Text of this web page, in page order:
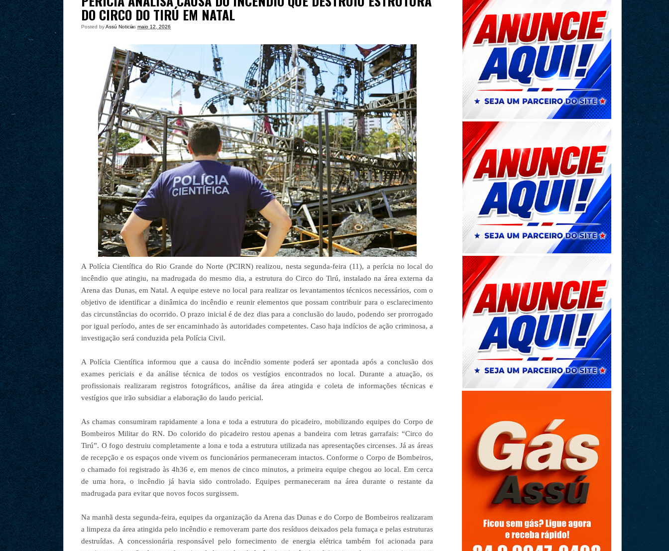
DO CIRCO DO TIRÚ EM NATAL
Posted byAssú Noticia
às maio 12, 2026
A Polícia Científica do Rio Grande do Norte (PCIRN) realizou, nesta segunda-feira (11), a perícia no local do
incêndio que atingiu, na madrugada do mesmo dia, a estrutura do Circo do Tirú, instalado na área externa da
Arena das Dunas, em Natal. A equipe esteve no local para realizar os levantamentos técnicos necessários, com o
objetivo de identificar a dinâmica do incêndio e reunir elementos que possam contribuir para o esclarecimento
das circunstâncias do ocorrido. O prazo inicial é de dez dias para a conclusão do laudo, podendo ser prorrogado
por igual período, antes de ser encaminhado às autoridades competentes. Caso haja indícios de ação criminosa, a
investigação será conduzida pela Polícia Civil.
A Polícia Científica informou que a causa do incêndio somente poderá ser apontada após a conclusão dos
exames periciais e da análise técnica de todos os vestígios encontrados no local. Durante a atuação, os
profissionais realizaram registros fotográficos, análise da área atingida e coleta de informações técnicas e
vestígios que irão subsidiar a elaboração do laudo pericial.
As chamas consumiram rapidamente a lona e toda a estrutura do picadeiro, mobilizando equipes do Corpo de
Bombeiros Militar do RN. Do colorido do picadeiro restou apenas a bandeira com letras garrafais: “Circo do
Tirú”. O fogo destruiu completamente a lona e toda a estrutura utilizada nas apresentações circenses. Já as áreas
de recepção e os espaços onde vivem os funcionários permaneceram intactos. Conforme o Corpo de Bombeiros,
o chamado foi registrado às 4h36 e, em menos de cinco minutos, a primeira equipe chegou ao local. Em cerca
de uma hora, o incêndio já havia sido controlado. Equipes permaneceram na área durante o restante da
madrugada para evitar que novos focos surgissem.
Na manhã desta segunda-feira, equipes da organização da Arena das Dunas e do Corpo de Bombeiros realizaram
a limpeza da área atingida pelo incêndio e removeram parte dos resíduos deixados pela fumaça e pelas estruturas
destruídas. A concessionária responsável pelo fornecimento de energia elétrica também foi acionada para